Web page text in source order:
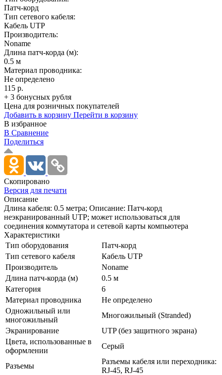
Патч-корд
Тип сетевого кабеля:
Кабель UTP
Производитель:
Noname
Длина патч-корда (м):
0.5 м
Материал проводника:
Не определено
115 р.
+ 3 бонусных рубля
Цена для розничных покупателей
Добавить в корзину Перейти в корзину
В избранное
В Сравнение
Поделиться
Скопировано
Версия для печати
Описание
Длина кабеля: 0.5 метра; Описание: Патч-корд
неэкранированный UTP; может использоваться для
соединения коммутатора и сетевой карты компьютера
Характеристики
Тип оборудования
Патч-корд
Тип сетевого кабеля
Кабель UTP
Производитель
Noname
Длина патч-корда (м)
0.5 м
Категория
6
Материал проводника
Не определено
Одножильный или
многожильный
Многожильный (Stranded)
Экранирование
UTP (без защитного экрана)
Цвета, использованные в
оформлении
Серый
Разъемы
Разъемы кабеля или переходника:
RJ-45, RJ-45